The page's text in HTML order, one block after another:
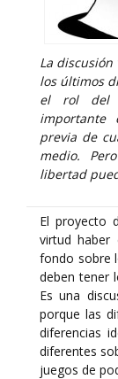
La
los últimos
el rol del
importante
previa de
medio.
libertad
El proyecto
virtud haber
fondo sobre
deben tener
Es una
porque las
diferencias
diferentes
juegos de